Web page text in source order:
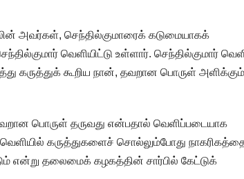
அவர்கள், செந்தில்குமாரைக் கடுமையாகக்
வெளியிட்டு உள்ளார். செந்தில்குமார்
கருத்துக் கூறிய நான், தவறான பொருள் அளிக்கும்
பொருள் தருவது என்பதால் வெளிப்படையாக
கருத்துகளைச் சொல்லும்போது
என்று தலைமைக் கழகத்தின் சார்பில் கேட்டுக்